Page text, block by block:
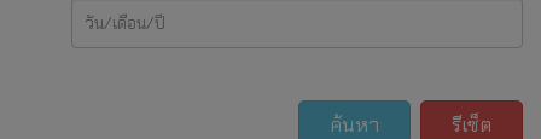
ค้นหา รีเซ็ต